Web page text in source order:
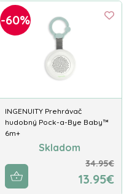
-60%
INGENUITY Prehrávač
hudobný Pock-a-Bye Baby™
6m+
Skladom
34.95€
13.95€